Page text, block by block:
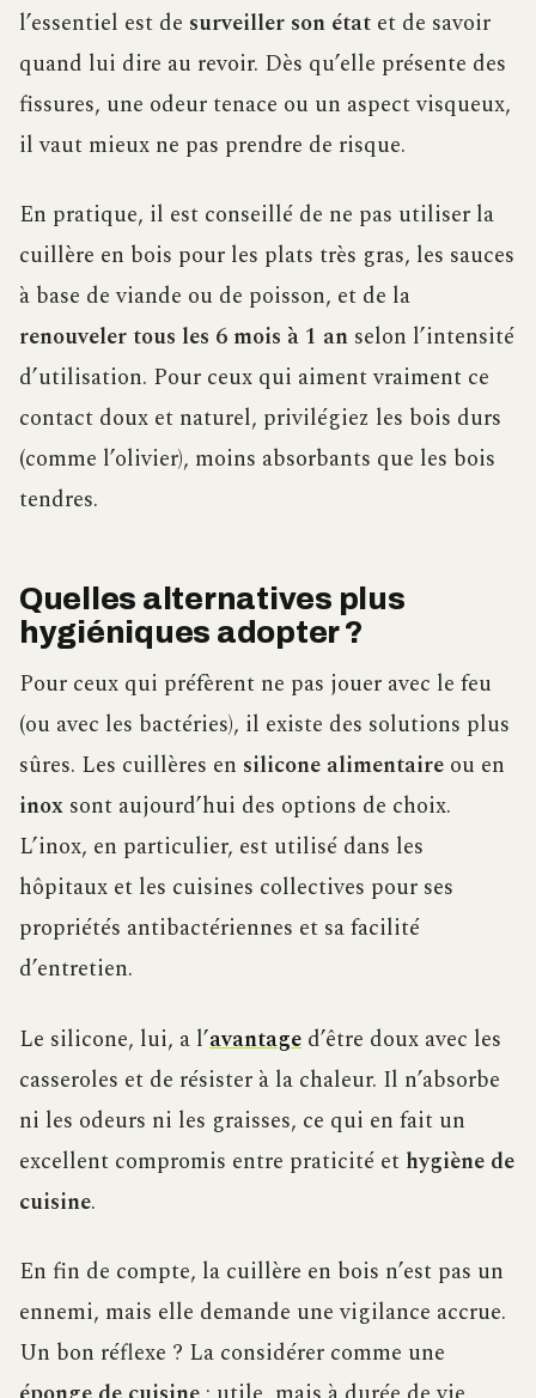
l’essentiel est de surveiller son état et de savoir
quand lui dire au revoir. Dès qu’elle présente des
fissures, une odeur tenace ou un aspect visqueux,
il vaut mieux ne pas prendre de risque.
En pratique, il est conseillé de ne pas utiliser la
cuillère en bois pour les plats très gras, les sauces
à base de viande ou de poisson, et de la
renouveler tous les 6 mois à 1 an selon l’intensité
d’utilisation. Pour ceux qui aiment vraiment ce
contact doux et naturel, privilégiez les bois durs
(comme l’olivier), moins absorbants que les bois
tendres.
Quelles alternatives plus
hygiéniques adopter ?
Pour ceux qui préfèrent ne pas jouer avec le feu
(ou avec les bactéries), il existe des solutions plus
sûres. Les cuillères en silicone alimentaire ou en
inox sont aujourd’hui des options de choix.
L’inox, en particulier, est utilisé dans les
hôpitaux et les cuisines collectives pour ses
propriétés antibactériennes et sa facilité
d’entretien.
Le silicone, lui, a l’avantage d’être doux avec les
casseroles et de résister à la chaleur. Il n’absorbe
ni les odeurs ni les graisses, ce qui en fait un
excellent compromis entre praticité et hygiène de
cuisine.
En fin de compte, la cuillère en bois n’est pas un
ennemi, mais elle demande une vigilance accrue.
Un bon réflexe ? La considérer comme une